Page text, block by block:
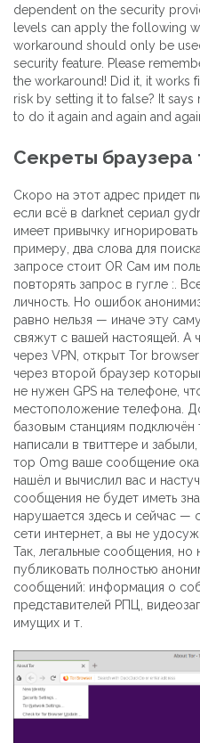
dependent on the security
levels can apply the following
workaround should only be
security feature. Please
the workaround! Did it, it works
risk by setting it to false? It
to do it again and again and
Секреты браузера
Скоро на этот адрес придет
если всё в darknet сериал
имеет привычку
примеру, два слова для
запросе стоит OR Сам им
повторять запрос в гугле :.
личность. Но ошибок
равно нельзя — иначе эту
свяжут с вашей настоящей. А
через VPN, открыт Tor
через второй браузер
не нужен GPS на телефоне,
местоположение телефона.
базовым станциям
написали в твиттере и
тор Omg ваше сообщение
нашёл и вычислил вас и
сообщения не будет иметь
нарушается здесь и сейчас
сети интернет, а вы не
Так, легальные сообщения, но
публиковать полностью
сообщений: информация о
представителей РПЦ,
имущих и т.